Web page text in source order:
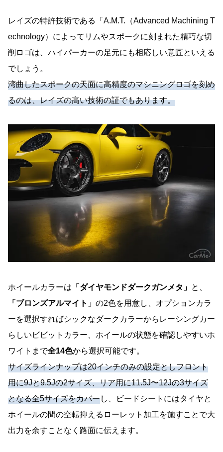
レイズの特許技術である「A.M.T.（Advanced Machining T
echnology）によってリムやスポークに刻まれた精巧な切
削ロゴは、ハイパーカーの足元にも相応しい意匠といえる
でしょう。
湾曲したスポークの天面に高精度のマシニングロゴを刻め
るのは、レイズの高い技術の証でもあります。
ホイールカラーは 「ダイヤモンドダークガンメタ」 と、
「ブロンズアルマイト」 の2色を用意し、オプションカラ
ーを選択すればシックなダークカラーからレーシングカー
らしいビビットカラー、ホイールの状態を確認しやすいホ
ワイトまで全14色から選択可能です。
サイズラインナップは20インチのみの設定としフロント
用に9Jと9.5Jの2サイズ、リア用に11.5J〜12Jの3サイズ
となる全5サイズをカバーし、ビードシートにはタイヤと
ホイールの間の空転抑えるローレット加工を施すことで大
出力を余すことなく路面に伝えます。